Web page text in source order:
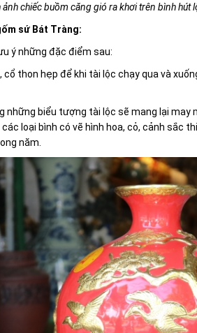
ảnh chiếc buồm căng gió ra khơi trên bình hút
sứ Bát Tràng:
ý những đặc điểm sau:
thon hẹp để khi tài lộc chạy qua và
những biểu tượng tài lộc sẽ mang lại may
loại bình có vẽ hình hoa, cỏ, cảnh sắc
năm.